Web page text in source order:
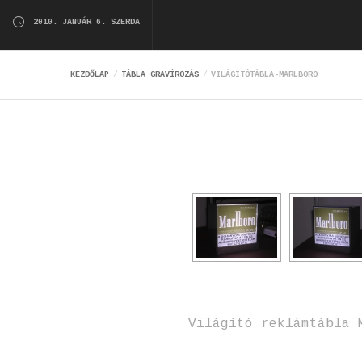
2010. JANUÁR 6. SZERDA
KEZDŐLAP TÁBLA GRAVÍROZÁS VILÁGÍTÓTÁBLA-MARLBORO
Világító